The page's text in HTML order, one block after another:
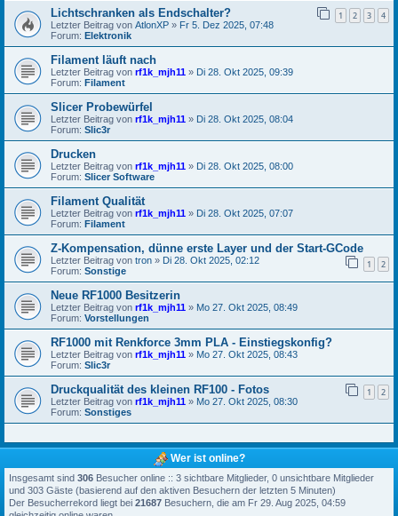
Lichtschranken als Endschalter? 1 2 3 4
Letzter Beitrag von AtlonXP » Fr 5. Dez 2025, 07:48
Forum: Elektronik
Filament läuft nach
Letzter Beitrag von rf1k_mjh11 » Di 28. Okt 2025, 09:39
Forum: Filament
Slicer Probewürfel
Letzter Beitrag von rf1k_mjh11 » Di 28. Okt 2025, 08:04
Forum: Slic3r
Drucken
Letzter Beitrag von rf1k_mjh11 » Di 28. Okt 2025, 08:00
Forum: Slicer Software
Filament Qualität
Letzter Beitrag von rf1k_mjh11 » Di 28. Okt 2025, 07:07
Forum: Filament
Z-Kompensation, dünne erste Layer und der Start-GCode
1 2
Letzter Beitrag von tron » Di 28. Okt 2025, 02:12
Forum: Sonstige
Neue RF1000 Besitzerin
Letzter Beitrag von rf1k_mjh11 » Mo 27. Okt 2025, 08:49
Forum: Vorstellungen
RF1000 mit Renkforce 3mm PLA - Einstiegskonfig?
Letzter Beitrag von rf1k_mjh11 » Mo 27. Okt 2025, 08:43
Forum: Slic3r
Druckqualität des kleinen RF100 - Fotos 1 2
Letzter Beitrag von rf1k_mjh11 » Mo 27. Okt 2025, 08:30
Forum: Sonstiges
Wer ist online?
Insgesamt sind 306 Besucher online :: 3 sichtbare Mitglieder, 0 unsichtbare Mitglieder
und 303 Gäste (basierend auf den aktiven Besuchern der letzten 5 Minuten)
Der Besucherrekord liegt bei 21687 Besuchern, die am Fr 29. Aug 2025, 04:59